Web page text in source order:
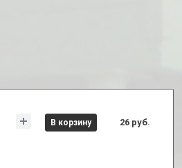
26 руб.
В корзину